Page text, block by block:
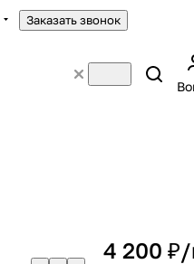
Заказать звонок
4 200 ₽/